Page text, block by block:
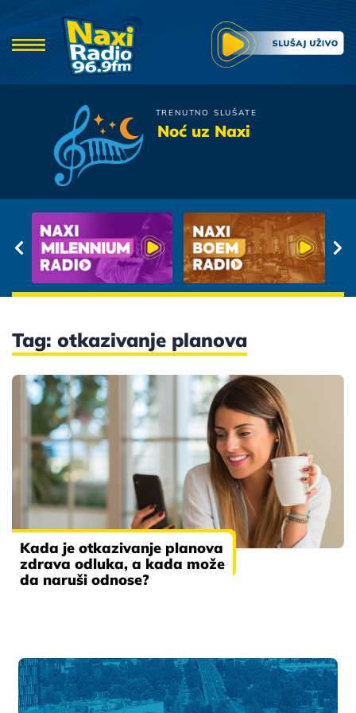
TRENUTNO SLUŠATE
Noć uz Naxi
Tag: otkazivanje planova
Kada je otkazivanje planova
zdrava odluka, a kada može
da naruši odnose?